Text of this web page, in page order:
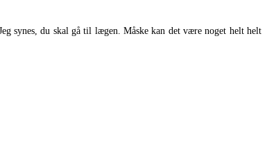
synes, du skal gå til lægen. Måske kan det være noget helt helt